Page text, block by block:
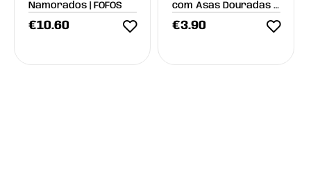
Namorados | FOFOS
€10.60
com Asas Douradas e
Collection)
€3.90